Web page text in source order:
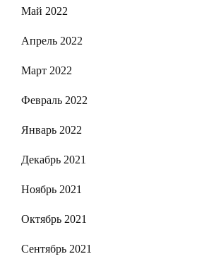
Май 2022
Апрель 2022
Март 2022
Февраль 2022
Январь 2022
Декабрь 2021
Ноябрь 2021
Октябрь 2021
Сентябрь 2021